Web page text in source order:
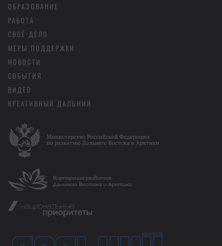
ОБРАЗОВАНИЕ
РАБОТА
СВОЁ ДЕЛО
МЕРЫ ПОДДЕРЖКИ
НОВОСТИ
СОБЫТИЯ
ВИДЕО
КРЕАТИВНЫЙ ДАЛЬНИЙ